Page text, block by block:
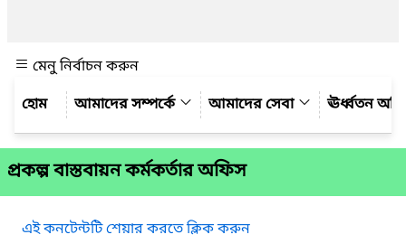
মেনু নির্বাচন করুন
আমাদের সম্পর্কে
আমাদের সেবা ঊর্ধ্বতন
প্রকল্প বাস্তবায়ন কর্মকর্তার অফিস
এই কনটেন্টটি শেয়ার করতে ক্লিক করুন